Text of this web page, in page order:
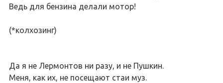
Ведь для бензина делали мотор!
(*колхозинг)
Да я не Лермонтов ни разу, и не Пушкин.
Меня, как их, не посещают стаи муз.